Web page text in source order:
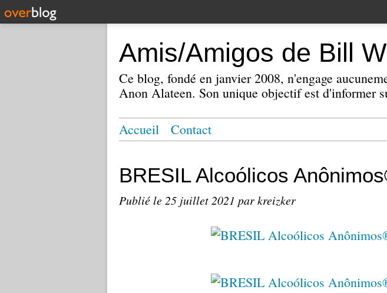
Amis/Amigos de Bill
Ce blog, fondé en janvier 2008, n'engage
Anon Alateen. Son unique objectif est d'informer
Accueil Contact
BRESIL Alcoólicos
Publié le 25 juillet 2021 par kreizker